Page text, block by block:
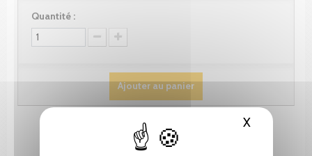
XMasquer
Quantité :
Ajouter au panier